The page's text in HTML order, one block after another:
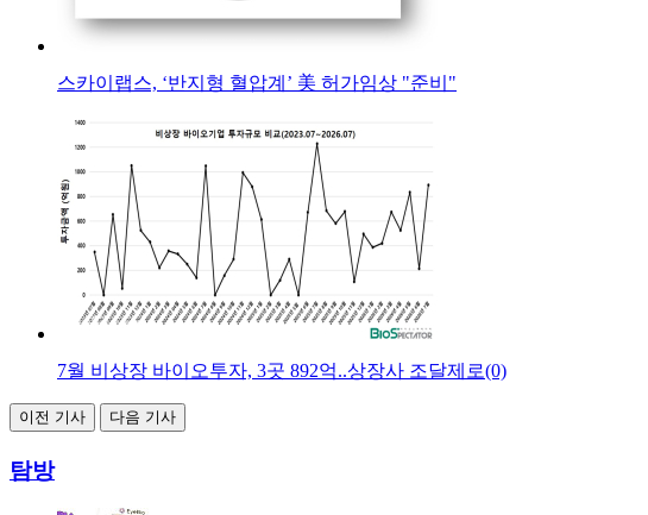
스카이랩스, ‘반지형 혈압계’ 美 허가임상 "준비"
7월 비상장 바이오투자, 3곳 892억..상장사 조달제로(0)
이전 기사 다음 기사
탐방